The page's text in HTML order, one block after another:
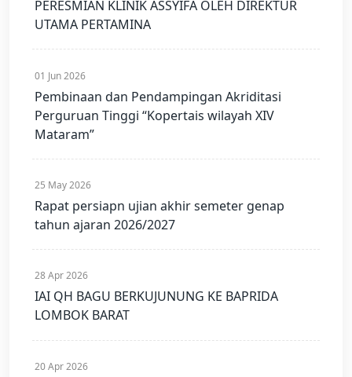
PERESMIAN KLINIK ASSYIFA OLEH DIREKTUR
UTAMA PERTAMINA
01 Jun 2026
Pembinaan dan Pendampingan Akriditasi
Perguruan Tinggi “Kopertais wilayah XIV
Mataram”
25 May 2026
Rapat persiapn ujian akhir semeter genap
tahun ajaran 2026/2027
28 Apr 2026
IAI QH BAGU BERKUJUNUNG KE BAPRIDA
LOMBOK BARAT
20 Apr 2026